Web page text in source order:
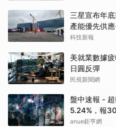
三星宣布年
產能優先供
科技新報
美就業數據
日圓反彈
民視新聞網
盤中速報 -
5.24%，報
anue鉅亨網